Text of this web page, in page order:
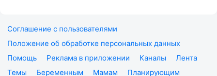
Соглашение с пользователями
Положение об обработке персональных данных
Помощь
Реклама в приложении Каналы
Лента
Темы
Беременным Мамам
Планирующим